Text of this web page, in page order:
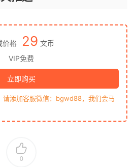
价格 29 文币
VIP免费
立即购买
请添加客服微信：bgwd88，我们会马
0